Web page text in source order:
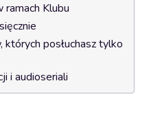
Klubu
posłuchasz tylko
i audioseriali